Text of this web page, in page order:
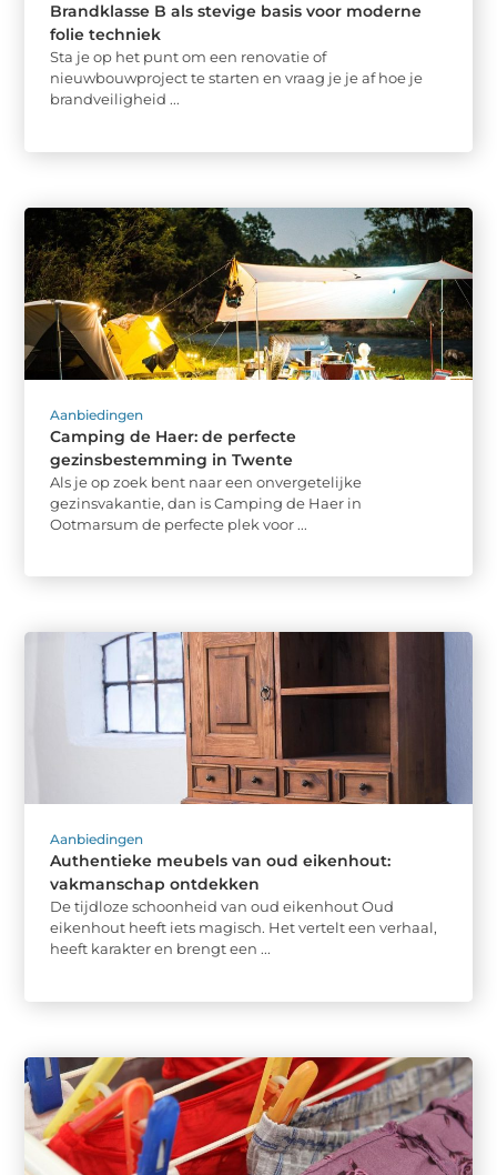
Brandklasse B als stevige basis voor moderne
folie techniek
Sta je op het punt om een renovatie of
nieuwbouwproject te starten en vraag je je af hoe je
brandveiligheid ...
Aanbiedingen
Camping de Haer: de perfecte
gezinsbestemming in Twente
Als je op zoek bent naar een onvergetelijke
gezinsvakantie, dan is Camping de Haer in
Ootmarsum de perfecte plek voor ...
Aanbiedingen
Authentieke meubels van oud eikenhout:
vakmanschap ontdekken
De tijdloze schoonheid van oud eikenhout Oud
eikenhout heeft iets magisch. Het vertelt een verhaal,
heeft karakter en brengt een ...